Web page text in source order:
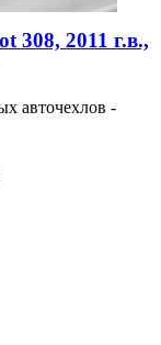
308, 2011 г.в.,
авточехлов -